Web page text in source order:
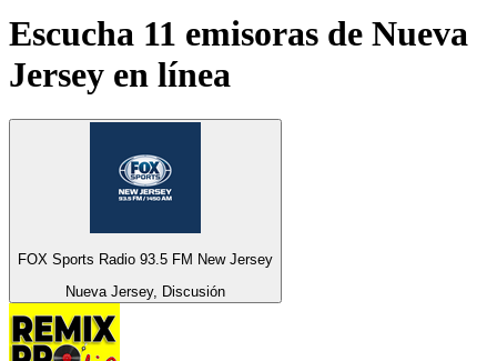
Escucha 11 emisoras de Nueva
Jersey en línea
FOX Sports Radio 93.5 FM New Jersey
Nueva Jersey, Discusión